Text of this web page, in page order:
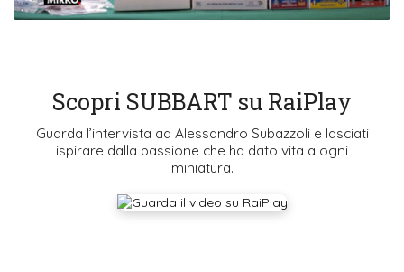
Scopri SUBBART su RaiPlay
Guarda l’intervista ad Alessandro Subazzoli e lasciati
ispirare dalla passione che ha dato vita a ogni
miniatura.